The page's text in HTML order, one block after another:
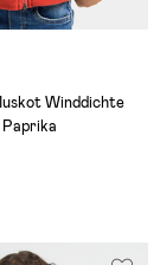
Winddichte